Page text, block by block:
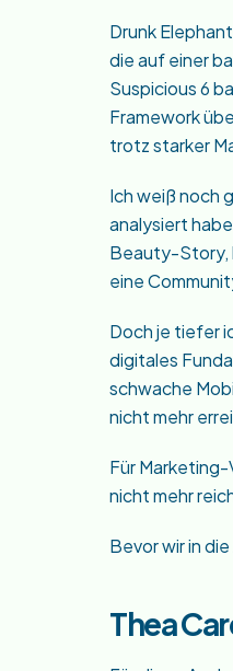
Drunk
die auf einer
Suspicious 6
Framework
trotz starker
Ich weiß noch
analysiert
Beauty-Story,
eine
Doch je tiefer
digitales
schwache
nicht mehr
Für
nicht mehr
Bevor wir in
Thea